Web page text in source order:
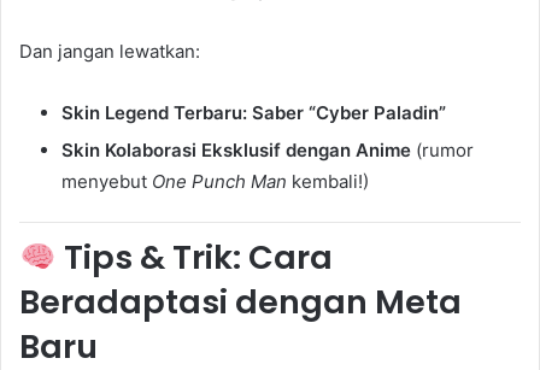
Dan jangan lewatkan:
Skin Legend Terbaru: Saber “Cyber Paladin”
Skin Kolaborasi Eksklusif dengan Anime (rumor
menyebut One Punch Man kembali!)
Tips & Trik: Cara
Beradaptasi dengan Meta
Baru